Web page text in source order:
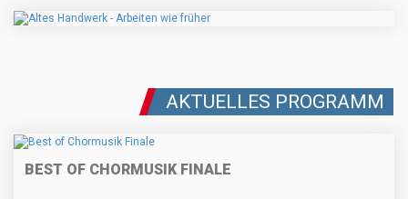
AKTUELLES PROGRAMM
BEST OF CHORMUSIK FINALE